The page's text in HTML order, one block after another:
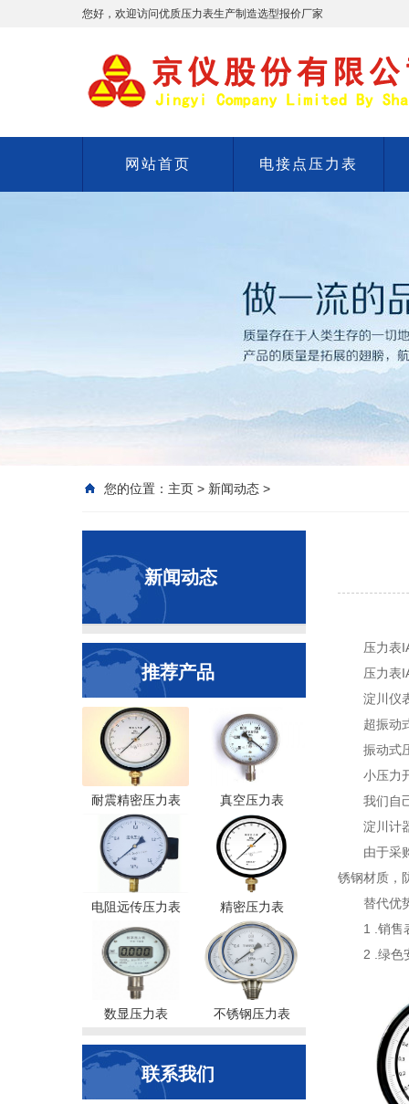
您好，欢迎访问优质压力表生产制造选型报价厂家
网站首页 电接点压力表
您的位置： 主页 > 新闻动态 >
新闻动态
推荐产品
耐震精密压力表 真空压力表
电阻远传压力表 精密压力表
数显压力表 不锈钢压力表
联系我们
压力表
压力表
淀川仪
超振动
振动式
小压力
我们自
淀川计
由于采
锈钢材质，
替代优
1 .销售
2 .绿色